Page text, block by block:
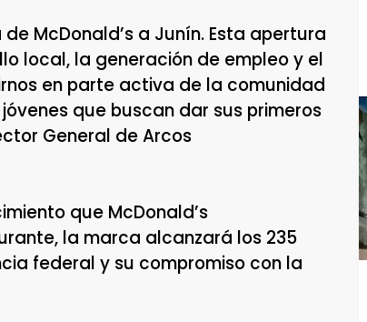
McDonald’s a Junín. Esta apertura
local, la generación de empleo y el
en parte activa de la comunidad
que buscan dar sus primeros
General de Arcos
que McDonald’s
la marca alcanzará los 235
federal y su compromiso con la